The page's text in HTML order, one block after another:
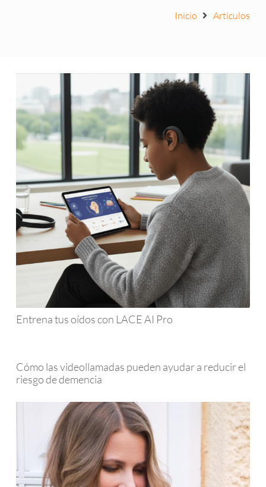
Inicio Artículos
Entrena tus oídos con LACE AI Pro
Cómo las videollamadas pueden ayudar a reducir el
riesgo de demencia